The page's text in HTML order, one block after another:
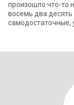
произошло что-то
восемь два
самодостаточные,